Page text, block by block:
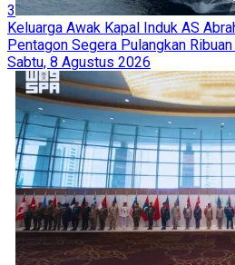
3
Keluarga Awak Kapal Induk AS
Pentagon Segera Pulangkan
Sabtu, 8 Agustus 2026